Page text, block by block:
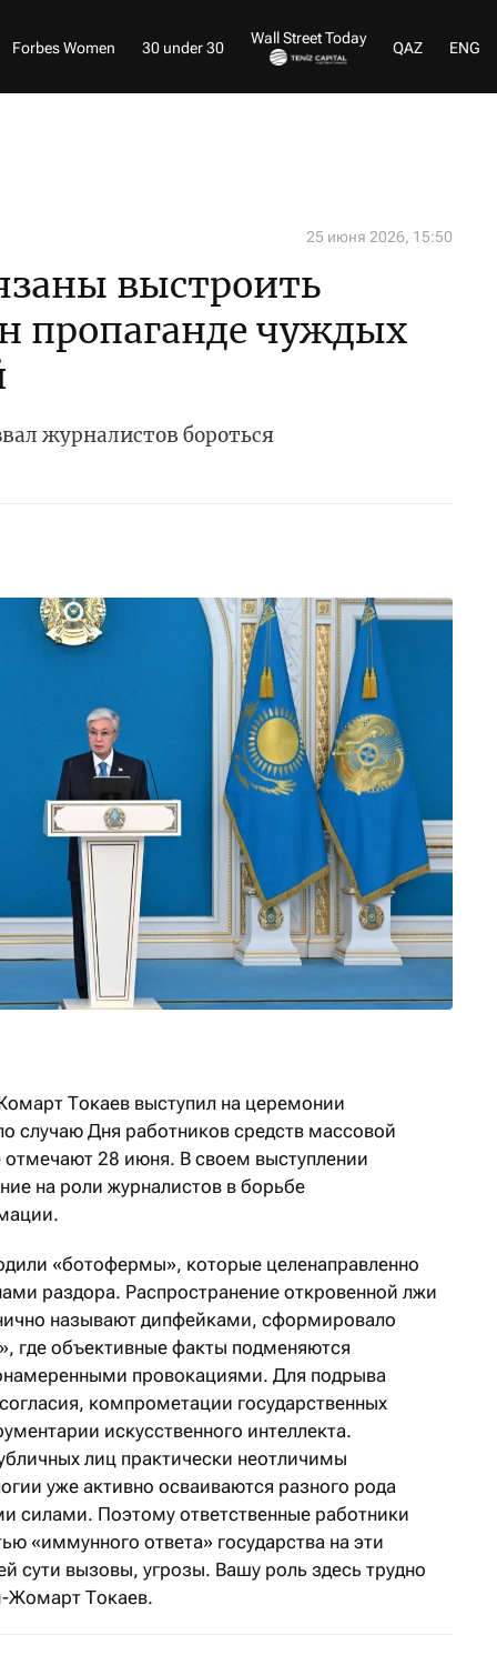
Forbes Women 30 under 30
Wall Street Today
QAZ ENG
25 июня 2026, 15:50
выстроить
пропаганде чуждых
журналистов бороться
Токаев выступил на церемонии
случаю Дня работников средств массовой
28 июня. В своем выступлении
на роли журналистов в борьбе
«ботофермы», которые целенаправленно
раздора. Распространение откровенной лжи
называют дипфейками, сформировало
где объективные факты подменяются
провокациями. Для подрыва
компрометации государственных
искусственного интеллекта.
лиц практически неотличимы
уже активно осваиваются разного рода
силами. Поэтому ответственные работники
«иммунного ответа» государства на эти
сути вызовы, угрозы. Вашу роль здесь трудно
Жомарт Токаев.